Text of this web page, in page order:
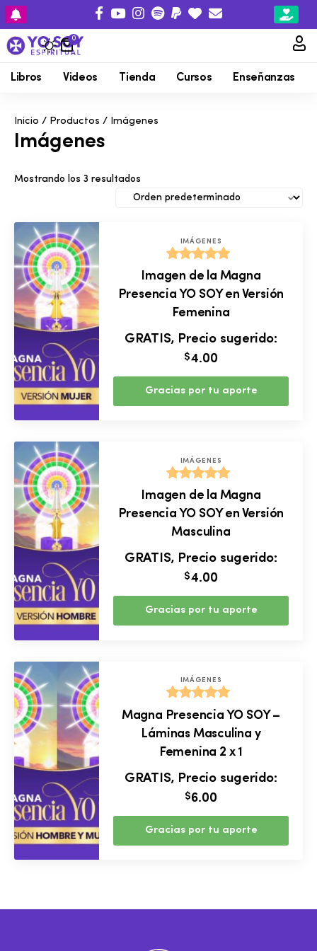
0
Libros Videos Tienda Cursos Enseñanzas
Inicio / Productos / Imágenes
Imágenes
Mostrando los 3 resultados
IMÁGENES
Valorado
con5.00
de 5
Imagen de la Magna
Presencia YO SOY en Versión
Femenina
GRATIS, Precio sugerido:
$4.00
Gracias por tu aporte
IMÁGENES
Valorado
con5.00
de 5
Imagen de la Magna
Presencia YO SOY en Versión
Masculina
GRATIS, Precio sugerido:
$4.00
Gracias por tu aporte
IMÁGENES
Valorado
5.00
de 5
Magna Presencia YO SOY –
Láminas Masculina y
Femenina 2 x 1
GRATIS, Precio sugerido:
$6.00
Gracias por tu aporte